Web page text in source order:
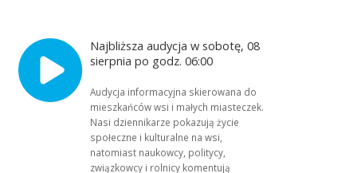
Najbliższa audycja w sobotę, 08
sierpnia po godz. 06:00
Audycja informacyjna skierowana do
mieszkańców wsi i małych miasteczek.
Nasi dziennikarze pokazują życie
społeczne i kulturalne na wsi,
natomiast naukowcy, politycy,
związkowcy i rolnicy komentują